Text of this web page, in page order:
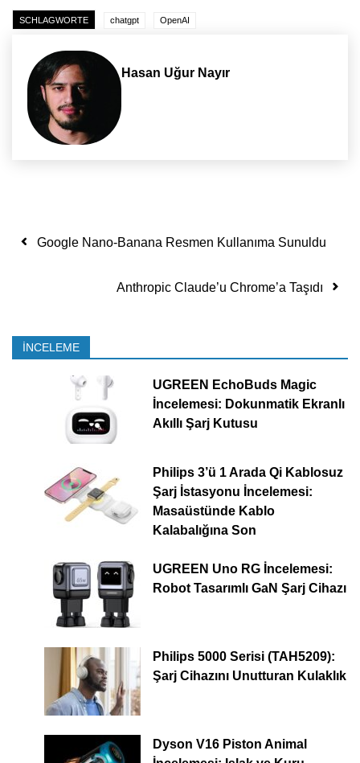
SCHLAGWORTE chatgpt OpenAI
Hasan Uğur Nayır
Yazı dolaşımı
Google Nano-Banana Resmen Kullanıma Sunuldu
Anthropic Claude’u Chrome’a Taşıdı
İNCELEME
UGREEN EchoBuds Magic
İncelemesi: Dokunmatik Ekranlı
Akıllı Şarj Kutusu
Philips 3’ü 1 Arada Qi Kablosuz
Şarj İstasyonu İncelemesi:
Masaüstünde Kablo
Kalabalığına Son
UGREEN Uno RG İncelemesi:
Robot Tasarımlı GaN Şarj Cihazı
Philips 5000 Serisi (TAH5209):
Şarj Cihazını Unutturan Kulaklık
Dyson V16 Piston Animal